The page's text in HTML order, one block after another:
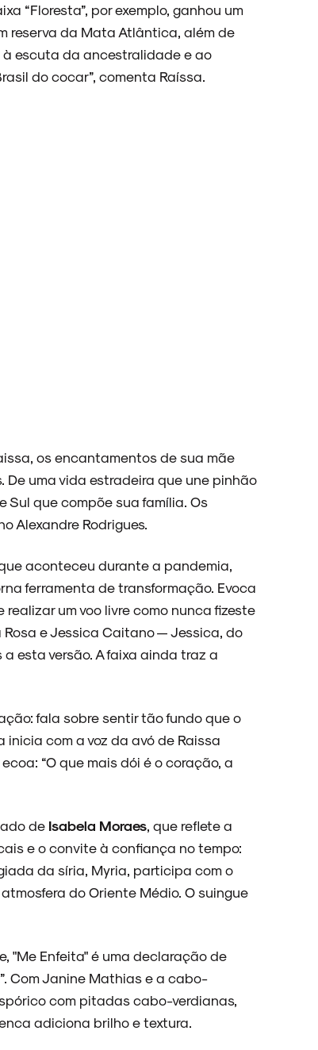
“Floresta”, por exemplo, ganhou um
reserva da Mata Atlântica, além de
escuta da ancestralidade e ao
do cocar”, comenta Raíssa.
os encantamentos de sua mãe
De uma vida estradeira que une pinhão
Sul que compõe sua família. Os
Alexandre Rodrigues.
aconteceu durante a pandemia,
ferramenta de transformação. Evoca
um voo livre como nunca fizeste
e Jessica Caitano — Jessica, do
esta versão. A faixa ainda traz a
fala sobre sentir tão fundo que o
com a voz da avó de Raissa
“O que mais dói é o coração, a
de Isabela Moraes , que reflete a
e o convite à confiança no tempo:
da síria, Myria, participa com o
do Oriente Médio. O suingue
"Me Enfeita" é uma declaração de
Com Janine Mathias e a cabo-
com pitadas cabo-verdianas,
adiciona brilho e textura.